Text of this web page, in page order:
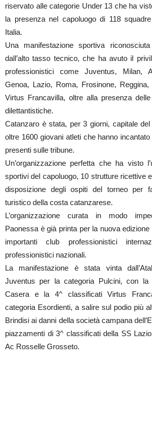
riservato alle categorie Under 13 che ha
la presenza nel capoluogo di 118
Italia.
Una manifestazione sportiva
dall’alto tasso tecnico, che ha avuto il
professionistici come Juventus, Milan,
Genoa, Lazio, Roma, Frosinone, Reggina,
Virtus Francavilla, oltre alla presenza
dilettantistiche.
Catanzaro è stata, per 3 giorni, capitale
oltre 1600 giovani atleti che hanno
presenti sulle tribune.
Un’organizzazione perfetta che ha visto
sportivi del capoluogo, 10 strutture ricettive
disposizione degli ospiti del torneo per
turistico della costa catanzarese.
L’organizzazione curata in modo
Paonessa è già printa per la nuova
importanti club professionistici
professionistici nazionali.
La manifestazione è stata vinta
Juventus per la categoria Pulcini, con la
Casera e la 4^ classificati Virtus
categoria Esordienti, a salire sul podio più
Brindisi ai danni della società campana
piazzamenti di 3^ classificati della SS
Ac Rosselle Grosseto.